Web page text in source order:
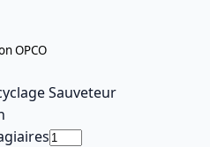
OPCO
Sauveteur